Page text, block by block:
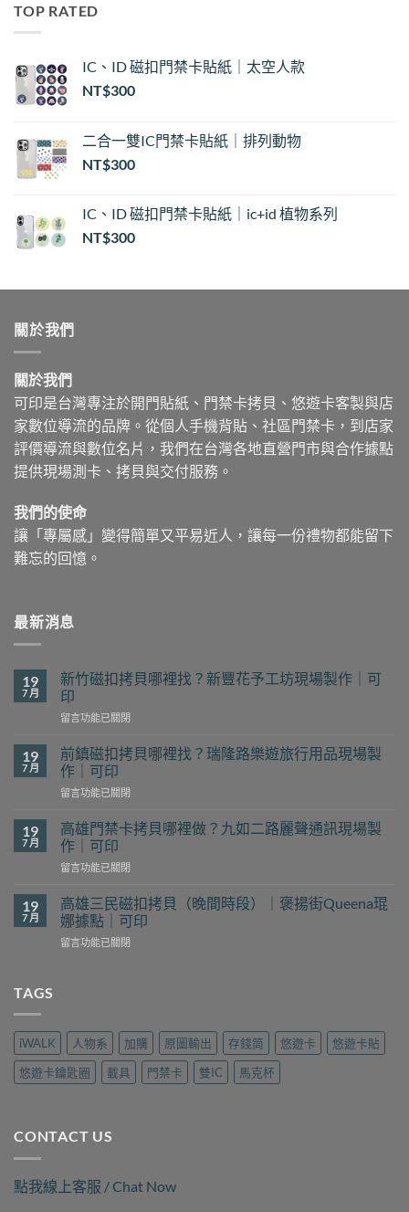
NT$35
TOP RATED
IC、ID 磁扣門禁卡貼紙｜太空人款
NT$300
二合一雙IC門禁卡貼紙｜排列動物
NT$300
IC、ID 磁扣門禁卡貼紙｜ic+id 植物系列
NT$300
關於我們
關於我們
可印是台灣專注於開門貼紙、門禁卡拷貝、悠遊卡客製與店
家數位導流的品牌。從個人手機背貼、社區門禁卡，到店家
評價導流與數位名片，我們在台灣各地直營門市與合作據點
提供現場測卡、拷貝與交付服務。
我們的使命
讓「專屬感」變得簡單又平易近人，讓每一份禮物都能留下
難忘的回憶。
最新消息
19
7 月
新竹磁扣拷貝哪裡找？新豐花予工坊現場製作｜可
印
在
竹
磁
扣
拷
哪
裡
找？
新
花
予
坊
印〉
中
留言功能已關閉
19
7 月
前鎮磁扣拷貝哪裡找？瑞隆路樂遊旅行用品現場製
作｜可印
在
鎮
磁
扣
拷
哪
裡
找？
瑞
用
品
現
作
印〉
中
留言功能已關閉
19
7 月
高雄門禁卡拷貝哪裡做？九如二路麗聲通訊現場製
作｜可印
在
雄
門
禁
卡
九
如
二
路
通
訊
場
製
留言功能已關閉
19
7 月
高雄三民磁扣拷貝（晚間時段）｜褒揚街Queena琨
娜據點｜可印
在
扣
貝
（晚
｜
街
留言功能已關閉
TAGS
iWALK 人物系 加購 原圖輸出 存錢筒 悠遊卡
悠遊卡貼
悠遊卡鑰匙圈
載具 門禁卡 雙IC 馬克杯
CONTACT US
點我線上客服 / Chat Now